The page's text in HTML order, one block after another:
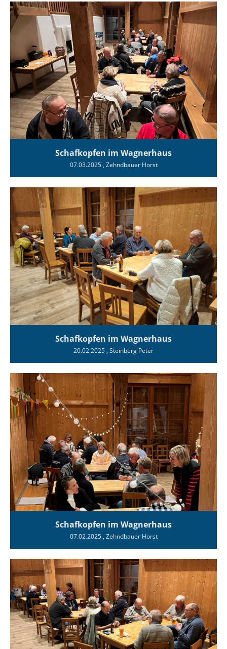
Schafkopfen im Wagnerhaus
07.03.2025, Zehndbauer Horst
Schafkopfen im Wagnerhaus
20.02.2025 , Steinberg Peter
Schafkopfen im Wagnerhaus
07.02.2025, Zehndbauer Horst